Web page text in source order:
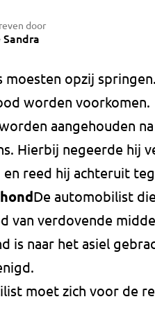
door
Sandra
moesten opzij
worden voorkomen.
aangehouden
Hierbij negeerde hij
reed hij achteruit
De automobilist
van verdovende
is naar het asiel
moet zich voor de